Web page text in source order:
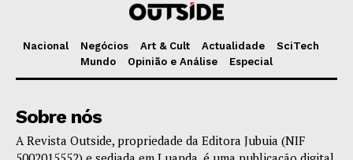
Nacional Negócios Art & Cult Actualidade
SciTech
Mundo
Opinião e Análise Especial
Sobre nós
A Revista Outside, propriedade da Editora Jubuia (NIF